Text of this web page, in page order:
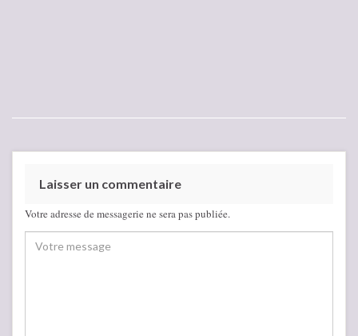
Laisser un commentaire
Votre adresse de messagerie ne sera pas publiée.